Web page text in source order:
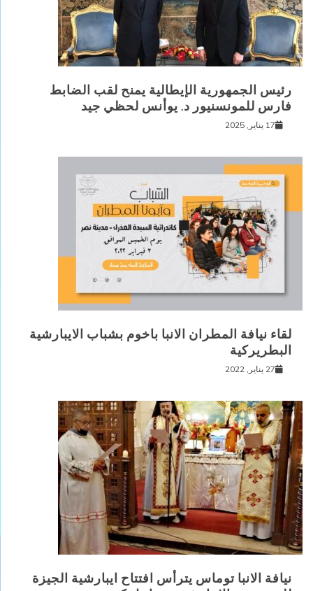
رئيس الجمهورية الإيطالية يمنح لقب الضابط
فارس للمونسنيور د. يوأنس لحظي جيد
17 يناير, 2025
لقاء نيافة المطران الانبا باخوم بشباب الايبارشية
البطريركية
27 يناير, 2022
نيافة الانبا توماس يترأس افتتاح ايبارشية الجيزة